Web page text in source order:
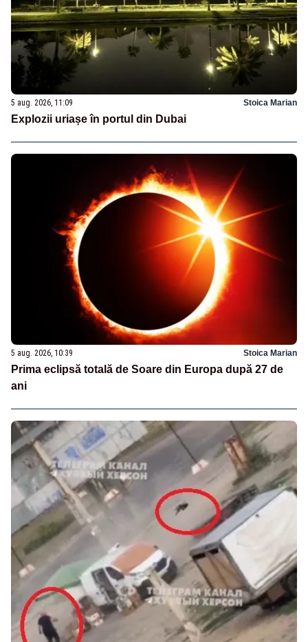
5 aug. 2026, 11:09 Stoica Marian
Explozii uriașe în portul din Dubai
5 aug. 2026, 10:39 Stoica Marian
Prima eclipsă totală de Soare din Europa după 27 de
ani